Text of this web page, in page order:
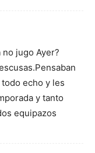
no jugo Ayer?
echo y les
y tanto
equipazos